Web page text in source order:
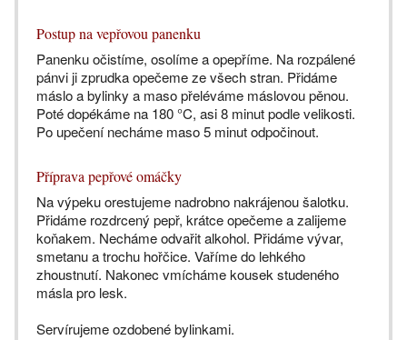
Postup na vepřovou panenku
Panenku očistíme, osolíme a opepříme. Na rozpálené
pánvi ji zprudka opečeme ze všech stran. Přidáme
máslo a bylinky a maso přeléváme máslovou pěnou.
Poté dopékáme na 180 °C, asi 8 minut podle velikosti.
Po upečení necháme maso 5 minut odpočinout.
Příprava pepřové omáčky
Na výpeku orestujeme nadrobno nakrájenou šalotku.
Přidáme rozdrcený pepř, krátce opečeme a zalijeme
koňakem. Necháme odvařit alkohol. Přidáme vývar,
smetanu a trochu hořčice. Vaříme do lehkého
zhoustnutí. Nakonec vmícháme kousek studeného
másla pro lesk.
Servírujeme ozdobené bylinkami.